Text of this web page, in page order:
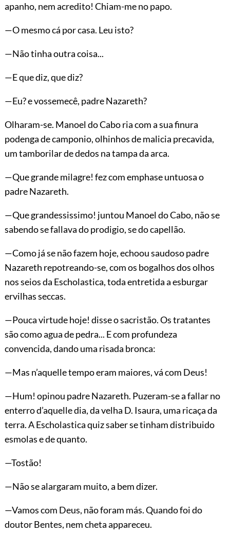
apanho, nem acredito! Chiam-me no papo.
—O mesmo cá por casa. Leu isto?
—Não tinha outra coisa...
—E que diz, que diz?
—Eu? e vossemecê, padre Nazareth?
Olharam-se. Manoel do Cabo ria com a sua finura
podenga de camponio, olhinhos de malicia precavida,
um tamborilar de dedos na tampa da arca.
—Que grande milagre! fez com emphase untuosa o
padre Nazareth.
—Que grandessissimo! juntou Manoel do Cabo, não se
sabendo se fallava do prodigio, se do capellão.
—Como já se não fazem hoje, echoou saudoso padre
Nazareth repotreando-se, com os bogalhos dos olhos
nos seios da Escholastica, toda entretida a esburgar
ervilhas seccas.
—Pouca virtude hoje! disse o sacristão. Os tratantes
são como agua de pedra... E com profundeza
convencida, dando uma risada bronca:
—Mas n’aquelle tempo eram maiores, vá com Deus!
—Hum! opinou padre Nazareth. Puzeram-se a fallar no
enterro d’aquelle dia, da velha D. Isaura, uma ricaça da
terra. A Escholastica quiz saber se tinham distribuido
esmolas e de quanto.
—Tostão!
—Não se alargaram muito, a bem dizer.
—Vamos com Deus, não foram más. Quando foi do
doutor Bentes, nem cheta appareceu.